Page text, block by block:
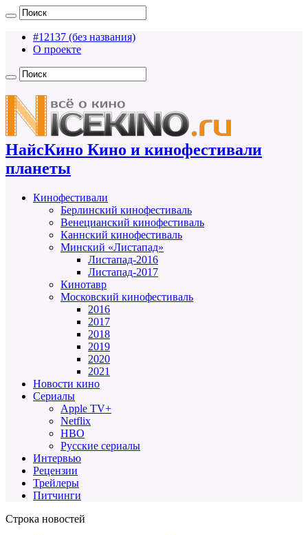
#12137 (без названия)
О проекте
НайсКино Кино и кинофестивали
планеты
Кинофестивали
Берлинский кинофестиваль
Венецианский кинофестиваль
Каннский кинофестиваль
Минский «Листапад»
Листапад-2016
Листапад-2017
Кинотавр
Московский кинофестиваль
2016
2017
2018
2019
2020
2021
Новости кино
Сериалы
Apple TV+
Netflix
HBO
Русские сериалы
Интервью
Рецензии
Трейлеры
Питчинги
Строка новостей